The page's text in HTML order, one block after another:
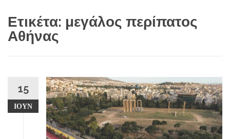
Ετικέτα: μεγάλος περίπατος
Αθήνας
15
ΙΟΎΝ